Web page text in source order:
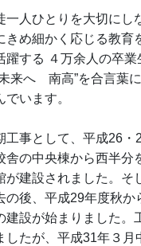
一人ひとりを大切にし
きめ細かく応じる教育
躍する ４万余人の卒業
来へ 南高”を合言葉に
います。
工事として、平成26・
の中央棟から西半分
が建設されました。そ
の後、平成29年度秋か
建設が始まりました。
したが、平成31年３月